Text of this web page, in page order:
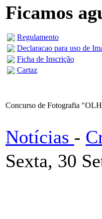
Ficamos
Regulamento
Declaracao para uso de
Ficha de Inscrição
Cartaz
Concurso de Fotografia
Notícias -
Sexta, 30